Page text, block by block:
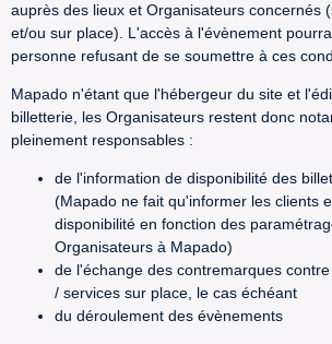
auprès des lieux et Organisateurs concernés
et/ou sur place). L'accès à l'évènement
personne refusant de se soumettre à ces
Mapado n'étant que l'hébergeur du site et
billetterie, les Organisateurs restent donc
pleinement responsables :
de l'information de disponibilité des
(Mapado ne fait qu'informer les clients
disponibilité en fonction des
Organisateurs à Mapado)
de l'échange des contremarques
/ services sur place, le cas échéant
du déroulement des évènements